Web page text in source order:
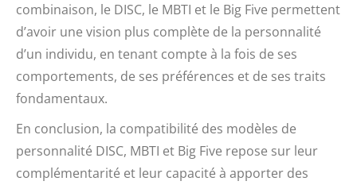
combinaison, le DISC, le MBTI et le Big Five permettent
d’avoir une vision plus complète de la personnalité
d’un individu, en tenant compte à la fois de ses
comportements, de ses préférences et de ses traits
fondamentaux.
En conclusion, la compatibilité des modèles de
personnalité DISC, MBTI et Big Five repose sur leur
complémentarité et leur capacité à apporter des